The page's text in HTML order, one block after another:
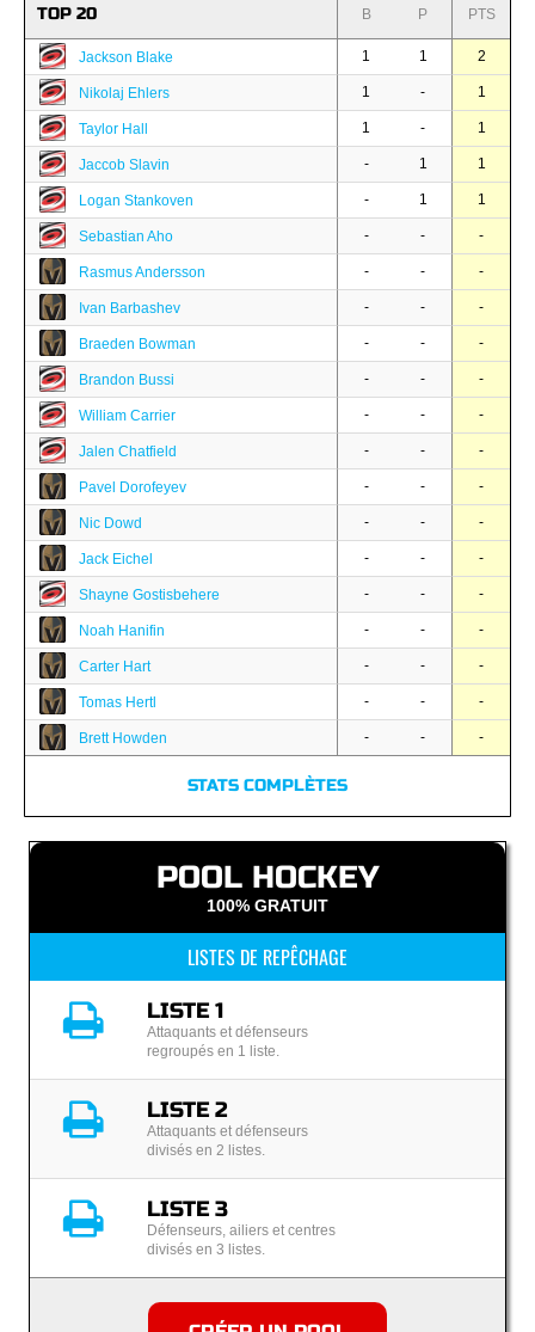
TOP 20 B P PTS
Jackson Blake 1 1 2
Nikolaj Ehlers 1 - 1
Taylor Hall 1 - 1
Jaccob Slavin - 1 1
Logan Stankoven - 1 1
Sebastian Aho - - -
Rasmus Andersson - - -
Ivan Barbashev - - -
Braeden Bowman - - -
Brandon Bussi - - -
William Carrier - - -
Jalen Chatfield - - -
Pavel Dorofeyev - - -
Nic Dowd - - -
Jack Eichel - - -
Shayne Gostisbehere - - -
Noah Hanifin - - -
Carter Hart - - -
Tomas Hertl - - -
Brett Howden - - -
STATS COMPLÈTES
POOL HOCKEY
100% GRATUIT
LISTES DE REPÊCHAGE
LISTE 1
Attaquants et défenseurs
regroupés en 1 liste.
LISTE 2
Attaquants et défenseurs
divisés en 2 listes.
LISTE 3
Défenseurs, ailiers et centres
divisés en 3 listes.